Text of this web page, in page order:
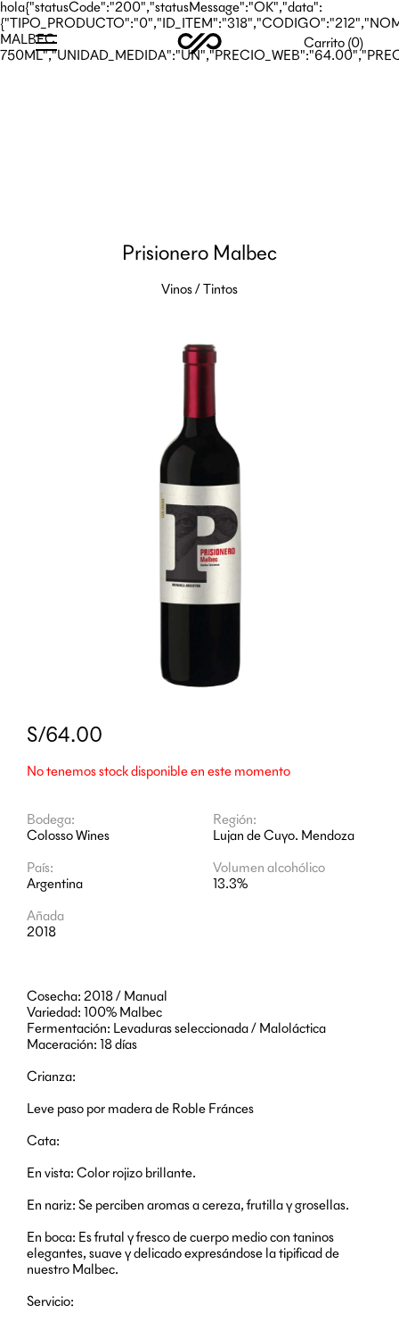
hola{"statusCode":"200","statusMessage":"OK","data":
MALBEC
Carrito (0)
Prisionero Malbec
Vinos/Tintos
S/64.00
No tenemos stock disponible en este momento
Bodega:
Colosso Wines
Región:
Lujan de Cuyo. Mendoza
País:
Argentina
Volumen alcohólico
13.3%
Añada
2018
Cosecha: 2018 / Manual
Variedad: 100% Malbec
Fermentación: Levaduras seleccionada / Maloláctica
Maceración: 18 días
Crianza:
Leve paso por madera de Roble Fránces
Cata:
En vista: Color rojizo brillante.
En nariz: Se perciben aromas a cereza, frutilla y grosellas.
En boca: Es frutal y fresco de cuerpo medio con taninos
elegantes, suave y delicado expresándose la tipificad de
nuestro Malbec.
Servicio: